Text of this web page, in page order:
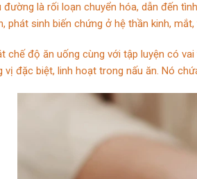
đường là rối loạn chuyển hóa, dẫn đến
phát sinh biến chứng ở hệ thần kinh,
chế độ ăn uống cùng với tập luyện có
vị đặc biệt, linh hoạt trong nấu ăn. Nó